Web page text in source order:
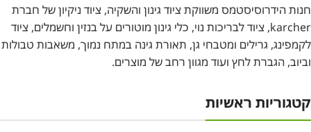
חנות הידרוסיסטמס משווקת ציוד גינון והשקיה, ציוד ניקיון של חברת
karcher, ציוד לבריכות נוי, כלי גינון מוטורים על בנזין וחשמלים, ציוד
לקמפינג, גרילים ומטבחי גן, תאורת גינה במתח נמוך, משאבות טבולות
וביוב, הגברת לחץ ועוד מגוון רחב של מוצרים.
קטגוריות ראשיות